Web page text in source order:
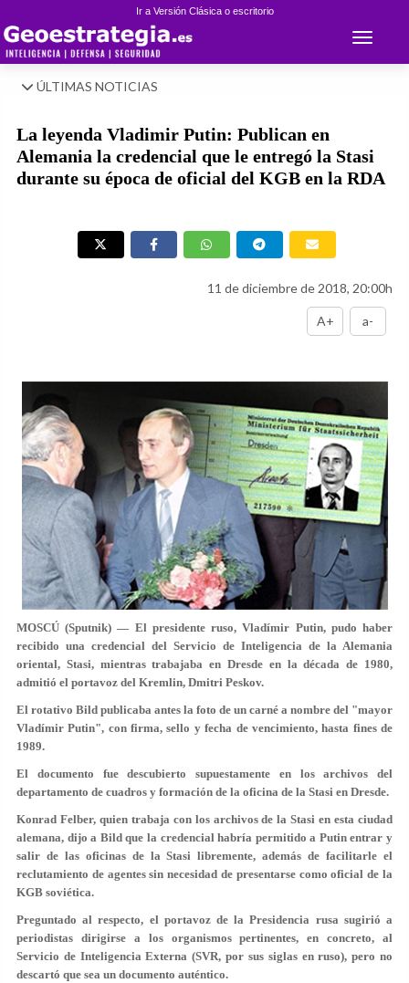
Ir a Versión Clásica o escritorio
Toggle
ÚLTIMAS NOTICIAS
La leyenda Vladimir Putin: Publican en
Alemania la credencial que le entregó la Stasi
durante su época de oficial del KGB en la RDA
11 de diciembre de 2018, 20:00h
A+ a-
MOSCÚ (Sputnik) — El presidente ruso, Vladímir Putin, pudo haber
recibido una credencial del Servicio de Inteligencia de la Alemania
oriental, Stasi, mientras trabajaba en Dresde en la década de 1980,
admitió el portavoz del Kremlin, Dmitri Peskov.
El rotativo Bild publicaba antes la foto de un carné a nombre del "mayor
Vladímir Putin", con firma, sello y fecha de vencimiento, hasta fines de
1989.
El documento fue descubierto supuestamente en los archivos del
departamento de cuadros y formación de la oficina de la Stasi en Dresde.
Konrad Felber, quien trabaja con los archivos de la Stasi en esta ciudad
alemana, dijo a Bild que la credencial habría permitido a Putin entrar y
salir de las oficinas de la Stasi libremente, además de facilitarle el
reclutamiento de agentes sin necesidad de presentarse como oficial de la
KGB soviética.
Preguntado al respecto, el portavoz de la Presidencia rusa sugirió a
periodistas dirigirse a los organismos pertinentes, en concreto, al
Servicio de Inteligencia Externa (SVR, por sus siglas en ruso), pero no
descartó que sea un documento auténtico.